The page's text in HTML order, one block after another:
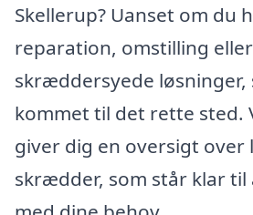
Skellerup? Uanset om du
reparation, omstilling
skræddersyede løsninger,
kommet til det rette sted.
giver dig en oversigt over
skrædder, som står klar